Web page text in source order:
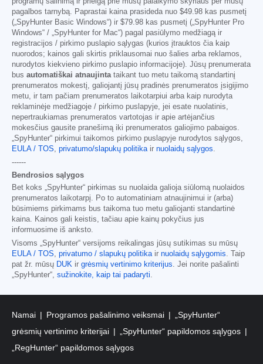
pagalbos tarnybą. Paprastai kaina prasideda nuo $49.98 kas pusmetį
(„SpyHunter Basic Windows“) ir $79.98 kas pusmetį („SpyHunter Pro
Windows“ / „SpyHunter for Mac“) pagal pasiūlymo medžiagą ir
registracijos / pirkimo puslapio sąlygas (kurios įtrauktos čia kaip
nuorodos; kainos gali skirtis priklausomai nuo šalies arba reklamos,
nurodytos kiekvieno pirkimo puslapio informacijoje). Jūsų prenumerata
bus automatiškai atnaujintataikant tuo metu taikomą standartinį
prenumeratos mokestį, galiojantį jūsų pradinės prenumeratos įsigijimo
metu, ir tam pačiam prenumeratos laikotarpiui arba kaip nurodyta
reklaminėje medžiagoje / pirkimo puslapyje, jei esate nuolatinis,
nepertraukiamas prenumeratos vartotojas ir apie artėjančius
mokesčius gausite pranešimą iki prenumeratos galiojimo pabaigos.
„SpyHunter“ pirkimui taikomos pirkimo puslapyje nurodytos sąlygos,
EULA / TOS, privatumo/slapukų politikair nuolaidų sąlygos.
------
Bendrosios sąlygos
Bet koks „SpyHunter“ pirkimas su nuolaida galioja siūlomą nuolaidos
prenumeratos laikotarpį. Po to automatiniam atnaujinimui ir (arba)
būsimiems pirkimams bus taikoma tuo metu galiojanti standartinė
kaina. Kainos gali keistis, tačiau apie kainų pokyčius jus
informuosime iš anksto.
Visoms „SpyHunter“ versijoms reikalingas jūsų sutikimas su mūsų
EULA / TOS, privatumo / slapukų politikair nuolaidų sąlygomis. Taip
pat žr. mūsų DUK ir grėsmių vertinimo kriterijus. Jei norite pašalinti
„SpyHunter“, sužinokite, kaip tai padaryti.
Namai Programos pašalinimo veiksmai
„SpyHunter“
grėsmių vertinimo kriterijai
„SpyHunter“ papildomos sąlygos
„RegHunter“ papildomos sąlygos